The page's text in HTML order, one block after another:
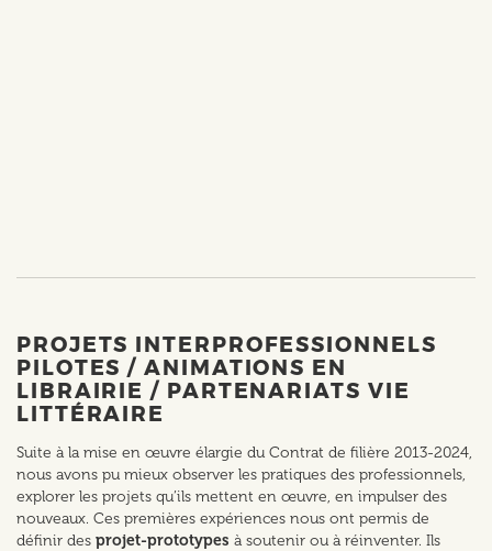
PROJETS INTERPROFESSIONNELS
PILOTES / ANIMATIONS EN
LIBRAIRIE / PARTENARIATS VIE
LITTÉRAIRE
Suite à la mise en œuvre élargie du Contrat de filière 2013-2024,
nous avons pu mieux observer les pratiques des professionnels,
explorer les projets qu’ils mettent en œuvre, en impulser des
nouveaux. Ces premières expériences nous ont permis de
définir des projet-prototypes à soutenir ou à réinventer. Ils